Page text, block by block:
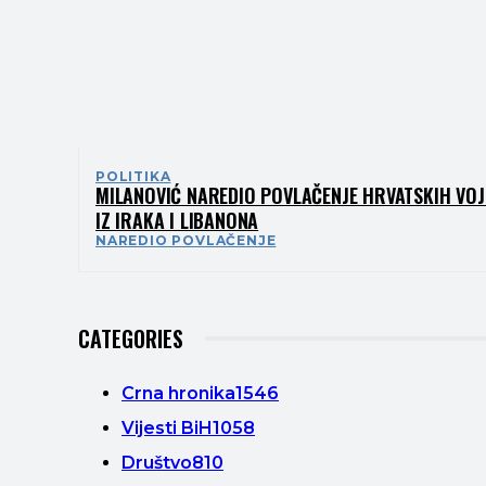
POLITIKA
MILANOVIĆ NAREDIO POVLAČENJE HRVATSKIH
IZ IRAKA I LIBANONA
NAREDIO POVLAČENJE
CATEGORIES
Crna hronika1546
Vijesti BiH 1058
Društvo810